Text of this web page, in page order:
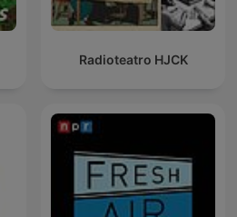
Radioteatro HJCK